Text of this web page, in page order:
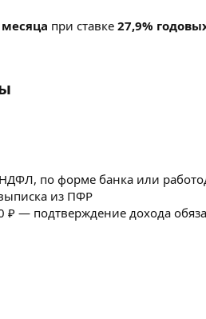
при ставке 27,9%
по форме банка или
из ПФР
— подтверждение дохода